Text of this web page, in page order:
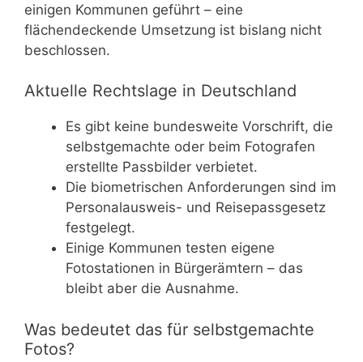
einigen Kommunen geführt – eine
flächendeckende Umsetzung ist bislang nicht
beschlossen.
Aktuelle Rechtslage in Deutschland
Es gibt keine bundesweite Vorschrift, die
selbstgemachte oder beim Fotografen
erstellte Passbilder verbietet.
Die biometrischen Anforderungen sind im
Personalausweis- und Reisepassgesetz
festgelegt.
Einige Kommunen testen eigene
Fotostationen in Bürgerämtern – das
bleibt aber die Ausnahme.
Was bedeutet das für selbstgemachte
Fotos?